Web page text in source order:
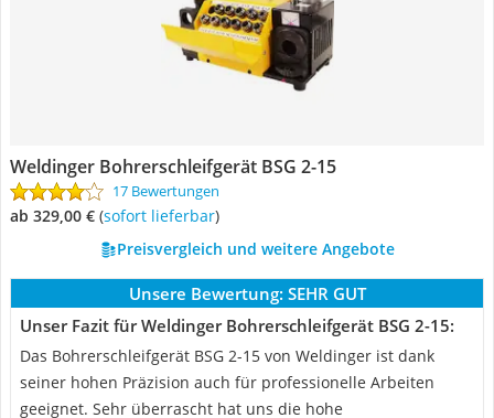
Weldinger Bohrerschleifgerät BSG 2-15
17 Bewertungen
ab 329,00 € ( Sofort lieferbar)
Preisvergleich und weitere Angebote
Unsere Bewertung: SEHR GUT
Unser Fazit für Weldinger Bohrerschleifgerät BSG 2-15:
Das Bohrerschleifgerät BSG 2-15 von Weldinger ist dank
seiner hohen Präzision auch für professionelle Arbeiten
geeignet. Sehr überrascht hat uns die hohe